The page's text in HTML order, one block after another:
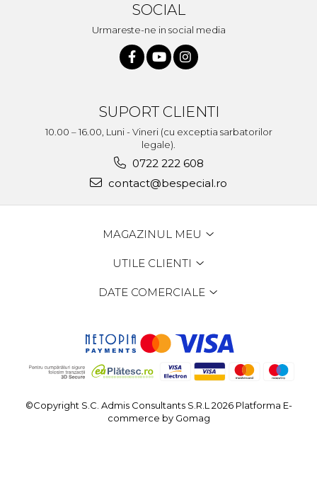
SOCIAL
Urmareste-ne in social media
SUPORT CLIENTI
10.00 – 16.00, Luni - Vineri (cu exceptia sarbatorilor
legale).
0722 222 608
contact@bespecial.ro
MAGAZINUL MEU
UTILE CLIENTI
DATE COMERCIALE
©Copyright S.C. Admis Consultants S.R.L 2026 Platforma E-
commerce by Gomag